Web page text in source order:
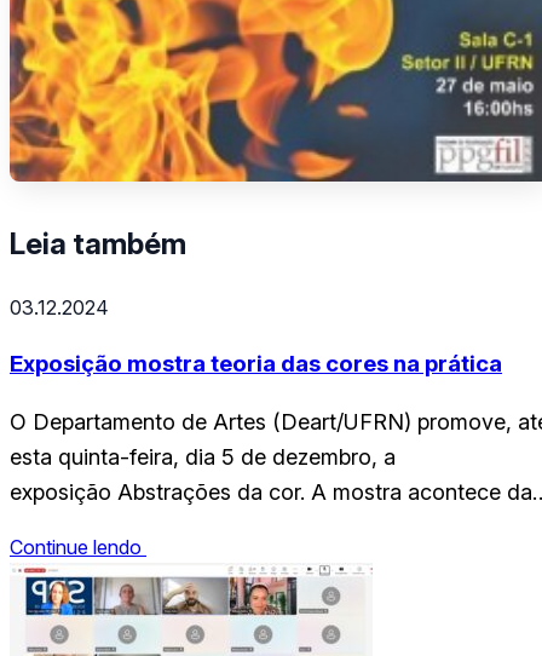
Leia também
03.12.2024
Exposição mostra teoria das cores na prática
O Departamento de Artes (Deart/UFRN) promove,
esta quinta-feira, dia 5 de dezembro, a
exposição Abstrações da cor. A mostra acontece das
localizada no Campus Central da UFRN. A
exibição apresenta trabalhos em pintura realizados
discentes do componente curricular Teoria das
Continue lendo